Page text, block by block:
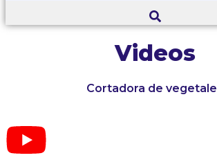
Videos
Cortadora de